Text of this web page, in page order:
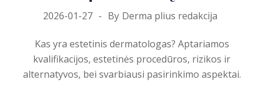
2026-01-27 By Derma plius redakcija
Kas yra estetinis dermatologas? Aptariamos
kvalifikacijos, estetinės procedūros, rizikos ir
alternatyvos, bei svarbiausi pasirinkimo aspektai.